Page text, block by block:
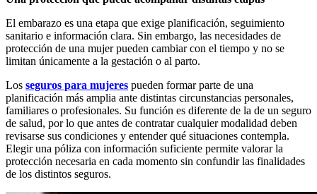
El embarazo es una etapa que exige planificación, seguimiento
sanitario e información clara. Sin embargo, las necesidades de
protección de una mujer pueden cambiar con el tiempo y no se
limitan únicamente a la gestación o al parto.
Los seguros para mujeres pueden formar parte de una
planificación más amplia ante distintas circunstancias personales,
familiares o profesionales. Su función es diferente de la de un seguro
de salud, por lo que antes de contratar cualquier modalidad deben
revisarse sus condiciones y entender qué situaciones contempla.
Elegir una póliza con información suficiente permite valorar la
protección necesaria en cada momento sin confundir las finalidades
de los distintos seguros.